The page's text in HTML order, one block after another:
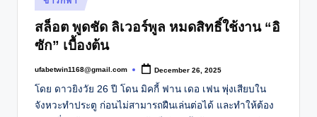
in
สล็อต พูดชัด ลิเวอร์พูล หมดสิทธิ์ใช้งาน “อิ
ซัก” เบื้องต้น
Posted
ufabetwin1168@gmail.com December 26, 2025
โดย ดาวยิงวัย 26 ปี โดน มิคกี้ ฟาน เดอ เฟน พุ่งเสียบใน
จังหวะทำประตู ก่อนไม่สามารถฝืนเล่นต่อได้ และทำให้ต้อง